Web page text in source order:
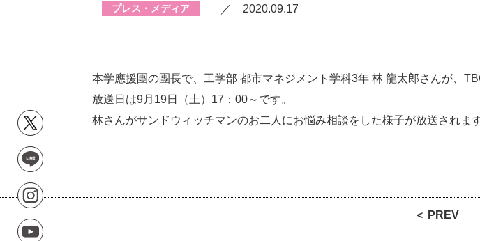
プレス・メディア ／ 2020.09.17
本学應援團の團長で、工学部 都市マネジメント学科3年 林 龍太郎さんが、
放送日は9月19日（土）17：00～です。
林さんがサンドウィッチマンのお二人にお悩み相談をした様子が放送されま
＜ PREV